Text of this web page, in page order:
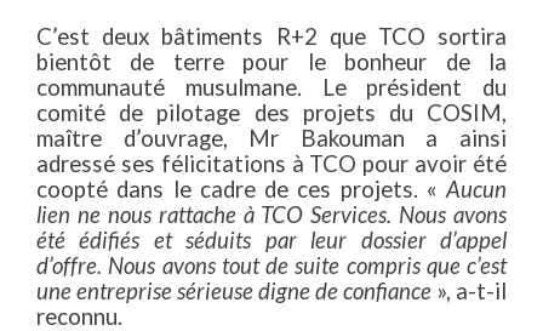
C’est deux bâtiments R+2 que TCO sortira
bientôt de terre pour le bonheur de la
communauté musulmane. Le président du
comité de pilotage des projets du COSIM,
maître d’ouvrage, Mr Bakouman a ainsi
adressé ses félicitations à TCO pour avoir été
coopté dans le cadre de ces projets. « Aucun
lien ne nous rattache à TCO Services. Nous avons
été édifiés et séduits par leur dossier d’appel
d’offre. Nous avons tout de suite compris que c’est
une entreprise sérieuse digne de confiance », a-t-il
reconnu.